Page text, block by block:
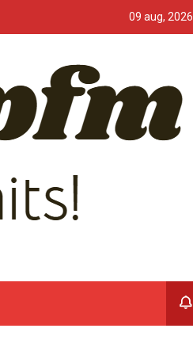
09 aug, 2026